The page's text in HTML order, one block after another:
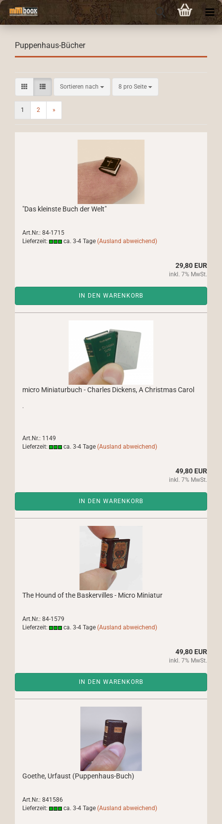
Puppenhaus-Bücher
Sortieren nach
Sortieren nach 8 pro Seite
pro Seite
1 2 »
"Das kleinste Buch der Welt"
Art.Nr.: 84-1715
Lieferzeit:
ca. 3-4 Tage (Ausland abweichend)
29,80 EUR
inkl. 7% MwSt.
IN DEN WARENKORB
micro Miniaturbuch - Charles Dickens, A Christmas Carol
.
Art.Nr.: 1149
Lieferzeit:
ca. 3-4 Tage (Ausland abweichend)
49,80 EUR
inkl. 7% MwSt.
IN DEN WARENKORB
The Hound of the Baskervilles - Micro Miniatur
Art.Nr.: 84-1579
Lieferzeit:
ca. 3-4 Tage (Ausland abweichend)
49,80 EUR
inkl. 7% MwSt.
IN DEN WARENKORB
Goethe, Urfaust (Puppenhaus-Buch)
Art.Nr.: 841586
Lieferzeit:
ca. 3-4 Tage (Ausland abweichend)